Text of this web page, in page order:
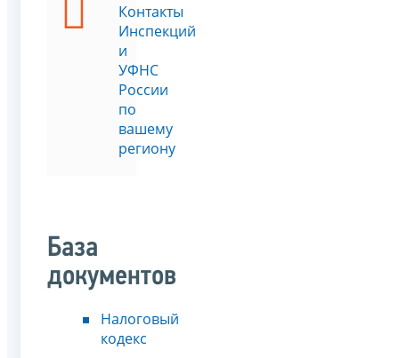
Контакты
Инспекций
и
УФНС
России
по
вашему
региону
База
документов
Налоговый
кодекс